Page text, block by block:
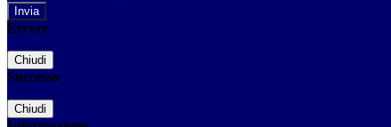
Errore
Chiudi
Successo
Chiudi